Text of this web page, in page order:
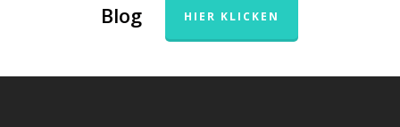
Blog HIER KLICKEN